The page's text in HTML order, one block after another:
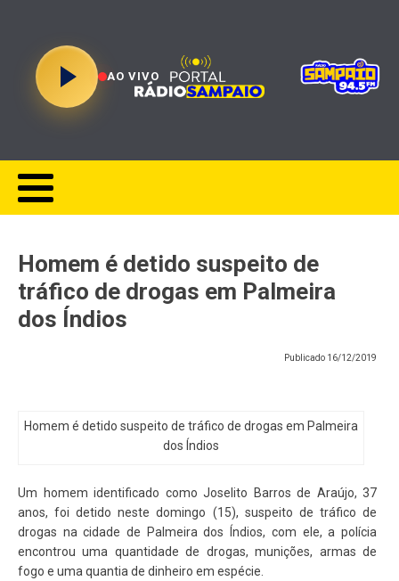
AO VIVO
Homem é detido suspeito de
tráfico de drogas em Palmeira
dos Índios
Publicado 16/12/2019
Homem é detido suspeito de tráfico de drogas em Palmeira
dos Índios
Um homem identificado como Joselito Barros de Araújo, 37
anos, foi detido neste domingo (15), suspeito de tráfico de
drogas na cidade de Palmeira dos Índios, com ele, a polícia
encontrou uma quantidade de drogas, munições, armas de
fogo e uma quantia de dinheiro em espécie.